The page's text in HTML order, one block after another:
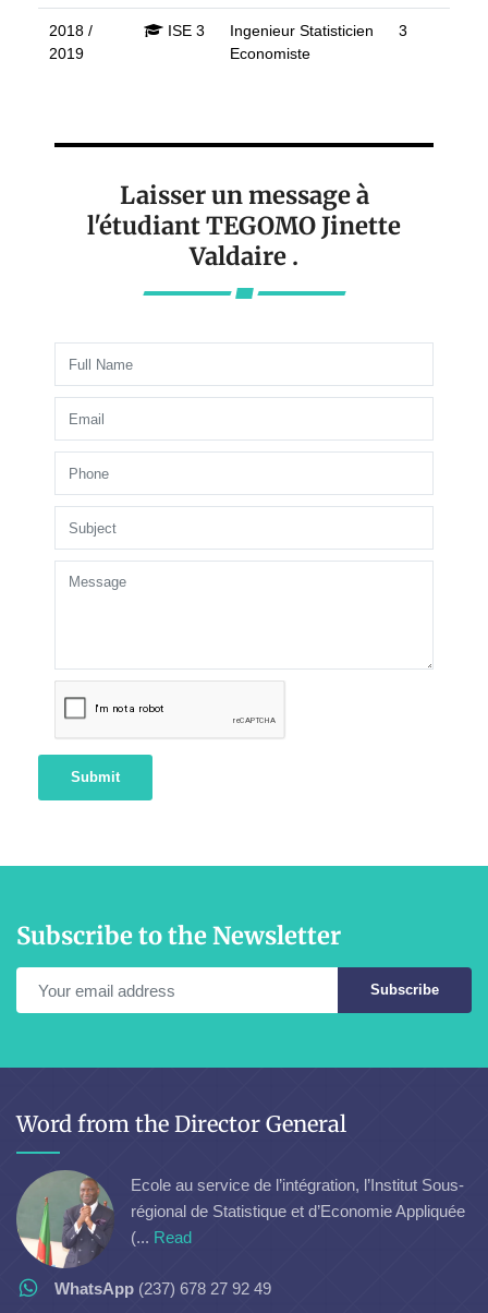
2018 /
2019
ISE 3
Ingenieur Statisticien
Economiste
3
Laisser un message à
l'étudiant TEGOMO Jinette
Valdaire .
Submit
Subscribe to the Newsletter
Subscribe
Word from the Director General
Ecole au service de l’intégration, l’Institut Sous-
régional de Statistique et d’Economie Appliquée
(... Read
WhatsApp (237) 678 27 92 49